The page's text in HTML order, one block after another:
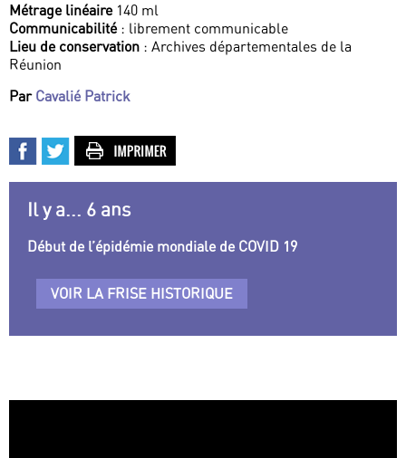
Métrage linéaire140 ml
Communicabilité: librement communicable
Lieu de conservation : Archives départementales de la
Réunion
Par Cavalié Patrick
Il y a... 6 ans
Début de l’épidémie mondiale de COVID 19
VOIR LA FRISE HISTORIQUE